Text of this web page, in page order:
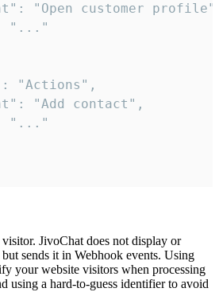
"Open customer
"..."
"Actions",
"Add contact",
"..."
JivoChat does not display or
sends it in Webhook events. Using
your website visitors when processing
using a hard-to-guess identifier to avoid